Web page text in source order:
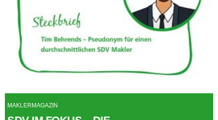
MAKLERMAGAZIN